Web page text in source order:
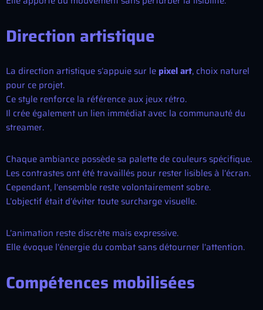
Direction artistique
La direction artistique s’appuie sur le pixel art, choix naturel
pour ce projet.
Ce style renforce la référence aux jeux rétro.
Il crée également un lien immédiat avec la communauté du
streamer.
Chaque ambiance possède sa palette de couleurs spécifique.
Les contrastes ont été travaillés pour rester lisibles à l’écran.
Cependant, l’ensemble reste volontairement sobre.
L’objectif était d’éviter toute surcharge visuelle.
L’animation reste discrète mais expressive.
Elle évoque l’énergie du combat sans détourner l’attention.
Compétences mobilisées